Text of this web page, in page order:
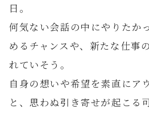
日。
何気ない会話の中にやりたか
めるチャンスや、新たな仕事
れていそう。
自身の想いや希望を素直にア
と、思わぬ引き寄せが起こる